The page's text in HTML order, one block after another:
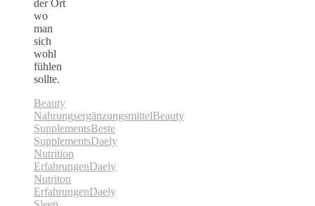
der Ort
wo
man
sich
wohl
fühlen
sollte.
Beauty
NahrungsergänzungsmittelBeauty
SupplementsBeste
SupplementsDaely
Nutrition
ErfahrungenDaely
Nutriton
ErfahrungenDaely